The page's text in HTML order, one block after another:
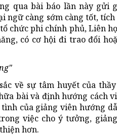
qua bài báo lần này gửi
ngữ càng sớm càng tốt,
chức phi chính phủ, Liên
có cơ hội đi trao đổi
về sự tâm huyết của
bài và định hướng cách
của giảng viên hướng
việc cho ý tưởng,
hơn.